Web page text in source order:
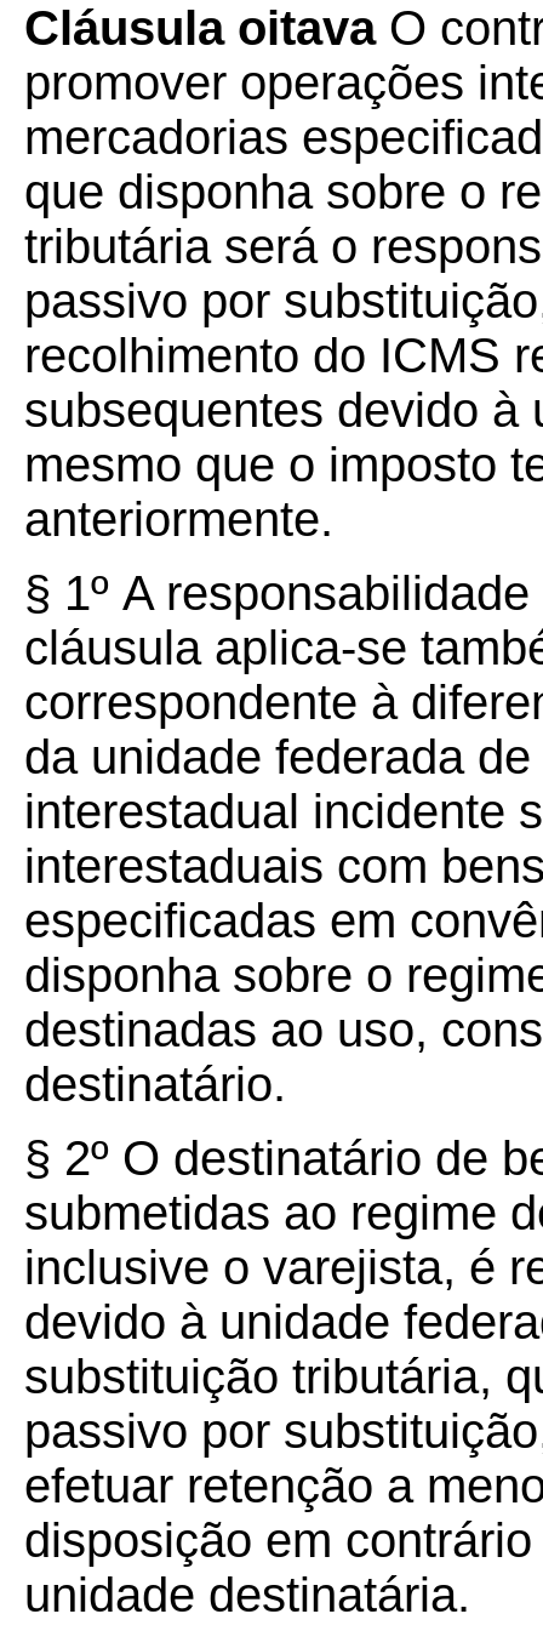
Cláusula oitava O
promover operações
mercadorias
que disponha sobre o
tributária será o
passivo por
recolhimento do ICMS
subsequentes devido à
mesmo que o imposto
anteriormente.
§ 1º A
cláusula aplica-se
correspondente à
da unidade federada
interestadual incidente
interestaduais com
especificadas em
disponha sobre o
destinadas ao uso,
destinatário.
§ 2º O destinatário de
submetidas ao regime
inclusive o varejista, é
devido à unidade
substituição tributária,
passivo por
efetuar retenção a
disposição em
unidade destinatária.